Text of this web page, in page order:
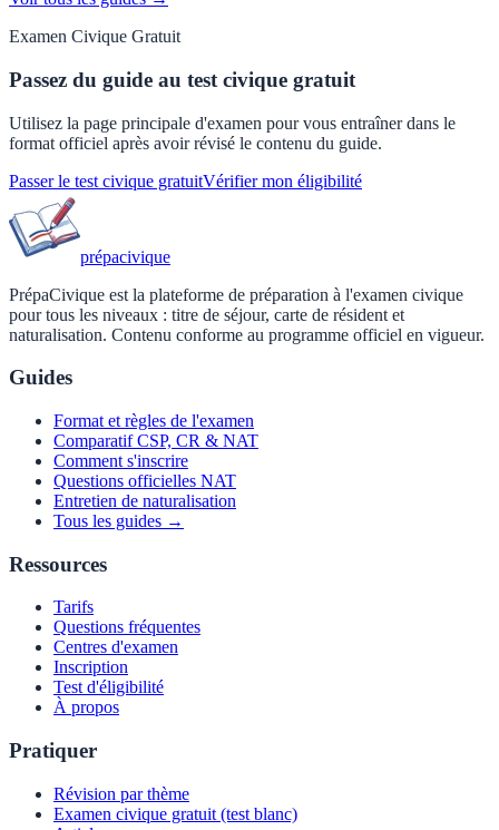
Examen Civique Gratuit
Passez du guide au test civique gratuit
Utilisez la page principale d'examen pour vous entraîner dans le
format officiel après avoir révisé le contenu du guide.
Passer le test civique gratuitVérifier mon éligibilité
prépacivique
PrépaCivique est la plateforme de préparation à l'examen civique
pour tous les niveaux : titre de séjour, carte de résident et
naturalisation. Contenu conforme au programme officiel en vigueur.
Guides
Format et règles de l'examen
Comparatif CSP, CR & NAT
Comment s'inscrire
Questions officielles NAT
Entretien de naturalisation
Tous les guides →
Ressources
Tarifs
Questions fréquentes
Centres d'examen
Inscription
Test d'éligibilité
À propos
Pratiquer
Révision par thème
Examen civique gratuit (test blanc)